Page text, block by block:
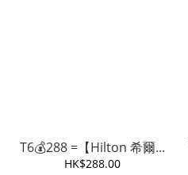
T6💰288 =【Hilton 希爾...
HK$288.00